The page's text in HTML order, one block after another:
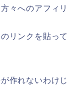
々へのアフィリ
リンクを貼って
作れないわけじ